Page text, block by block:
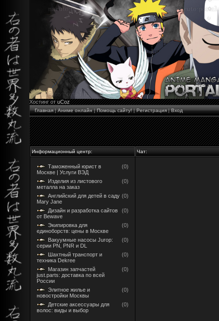
Хостинг отuCoz
Главная|Аниме онлайн|Помощь сайту!|Регистрация|Вход
Информационный центр: Чат:
Таможенный юрист в
Москве | Услуги ВЭД
(0)
Изделия из листового
металла на заказ
(0)
Английский для детей в саду
Mary Jane
(0)
Дизайн и разработка сайтов
от Bewave
(0)
Экипировка для
единоборств: цены в Москве
(0)
Вакуумные насосы Jurop:
серии PN, PNR и DL
(0)
Шахтный транспорт и
техника Dekree
(0)
Магазин запчастей
just.parts: доставка по всей
России
(0)
Элитное жилье и
новостройки Москвы
(0)
Детские аксессуары для
волос: виды и выбор
(0)